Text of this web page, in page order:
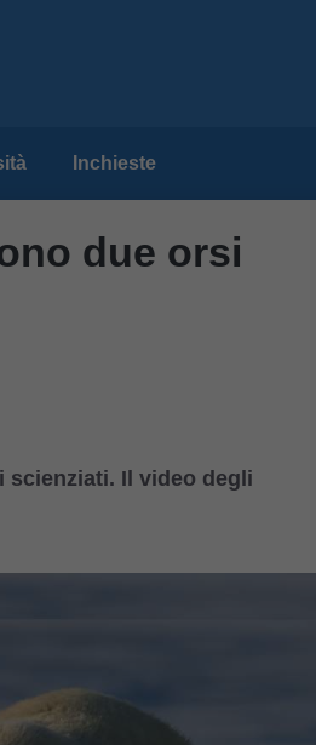
Inchieste
due orsi
scienziati. Il video degli